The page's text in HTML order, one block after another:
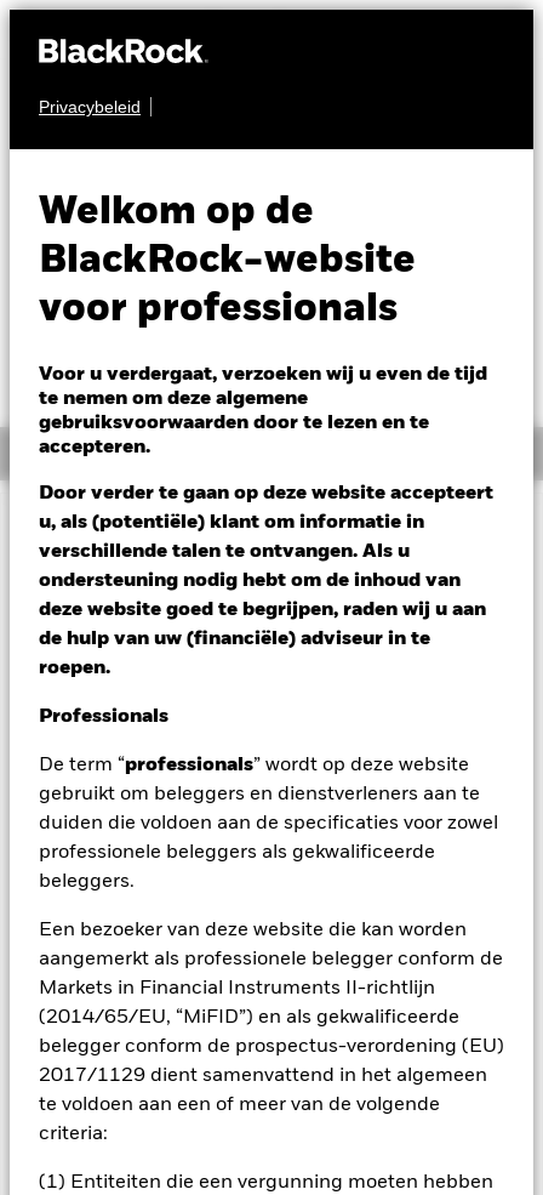
Privacybeleid
Welkom op de
BlackRock-website
voor professionals
Voor u verdergaat, verzoeken wij u even de tijd
te nemen om deze algemene
gebruiksvoorwaarden door te lezen en te
accepteren.
Door verder te gaan op deze website accepteert
u, als (potentiële) klant om informatie in
verschillende talen te ontvangen. Als u
ondersteuning nodig hebt om de inhoud van
deze website goed te begrijpen, raden wij u aan
de hulp van uw (financiële) adviseur in te
roepen.
Professionals
De term “professionals” wordt op deze website
gebruikt om beleggers en dienstverleners aan te
duiden die voldoen aan de specificaties voor zowel
professionele beleggers als gekwalificeerde
beleggers.
Een bezoeker van deze website die kan worden
aangemerkt als professionele belegger conform de
Markets in Financial Instruments II-richtlijn
(2014/65/EU, “MiFID”) en als gekwalificeerde
belegger conform de prospectus-verordening (EU)
2017/1129 dient samenvattend in het algemeen
te voldoen aan een of meer van de volgende
criteria:
(1) Entiteiten die een vergunning moeten hebben
PRIVATE MARKTEN
Equity Fund
Overzicht
BELANGRIJKE GEGEVENS: Kapitaalrisico.
het rendement van beleggingen kunnen dalen en stijgen, en
zijn niet gegarandeerd. Beleggers verliezen mogelijk hun
oorspronkelijke inleg.
De informatie gerelateerd aan het Fonds, waaronder het
Prospectus, wordt uitsluitend ter informatie aan u verstrekt en
het Prospectus houdt geen aanbod of aanbeveling van het
Fonds aansluit op uw persoonlijke behoeften en
risicobereidheid. Om die reden kunt u niet rechtstreeks via
BlackRock beleggen. Geïnteresseerden dienen onafhankelijk
advies in te winnen, onder meer over de geschiktheid van dit
BlackRock Private Equity Fund (het 'Fonds') heeft een looptijd
een belegging voor de lange termijn. Dit product is daarom
niet geschikt voor beleggers die niet bereid of in staat zijn om
voor een langere periode kapitaal vast te leggen. BlackRock is
van plan het Fonds alleen aan te bieden aan bepaalde
komen, wordt beschreven in het prospectus van het Fonds.
BlackRock behandelt beleggers eerlijk. Beleggers in dezelfde
aandelenklasse worden op dezelfde manier behandeld,
verschillende aandelenklassen van het Fonds. Een ELTIF is